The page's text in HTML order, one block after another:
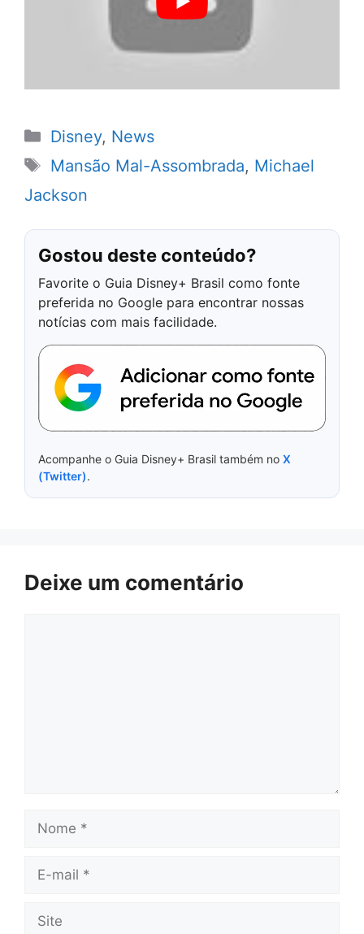
Categorias
Disney, News
Tags
Mansão Mal-Assombrada, Michael
Jackson
Gostou deste conteúdo?
Favorite o Guia Disney+ Brasil como fonte
preferida no Google para encontrar nossas
notícias com mais facilidade.
Acompanhe o Guia Disney+ Brasil também no X
(Twitter).
Deixe um comentário
Nome
E-
Site